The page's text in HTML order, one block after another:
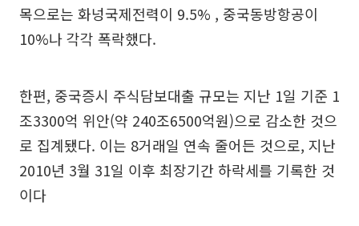
목으로는 화넝국제전력이 9.5% , 중국동방항공이
10%나 각각 폭락했다.
한편, 중국증시 주식담보대출 규모는 지난 1일 기준 1
조3300억 위안(약 240조6500억원)으로 감소한 것으
로 집계됐다. 이는 8거래일 연속 줄어든 것으로, 지난
2010년 3월 31일 이후 최장기간 하락세를 기록한 것
이다